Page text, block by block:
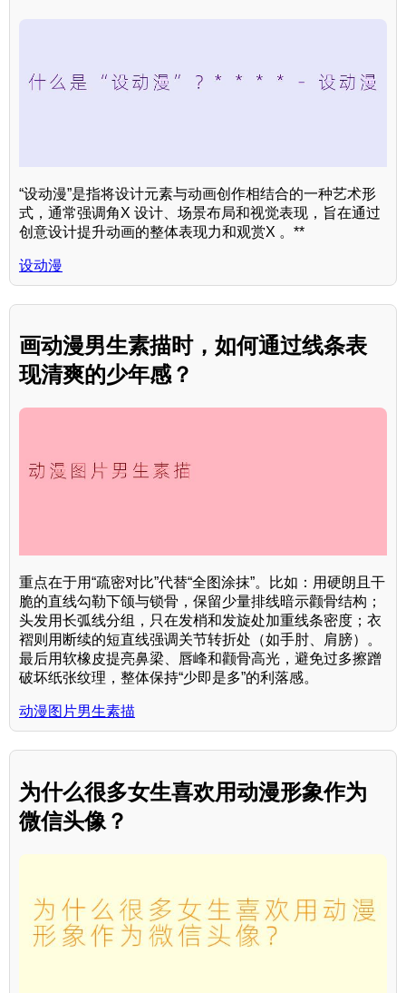
“设动漫”是指将设计元素与动画创作相结合的一种艺术形
式，通常强调角X 设计、场景布局和视觉表现，旨在通过
创意设计提升动画的整体表现力和观赏X 。**
设动漫
画动漫男生素描时，如何通过线条表
现清爽的少年感？
重点在于用“疏密对比”代替“全图涂抹”。比如：用硬朗且干
脆的直线勾勒下颌与锁骨，保留少量排线暗示颧骨结构；
头发用长弧线分组，只在发梢和发旋处加重线条密度；衣
褶则用断续的短直线强调关节转折处（如手肘、肩膀）。
最后用软橡皮提亮鼻梁、唇峰和颧骨高光，避免过多擦蹭
破坏纸张纹理，整体保持“少即是多”的利落感。
动漫图片男生素描
为什么很多女生喜欢用动漫形象作为
微信头像？